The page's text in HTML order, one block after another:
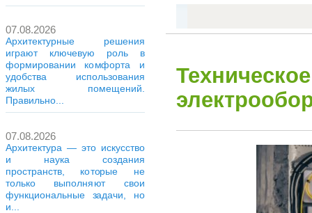
07.08.2026
Архитектурные решения
играют ключевую роль в
формировании комфорта и
удобства использования
жилых помещений.
Правильно...
07.08.2026
Архитектура — это искусство
и наука создания
пространств, которые не
только выполняют свои
функциональные задачи, но
и...